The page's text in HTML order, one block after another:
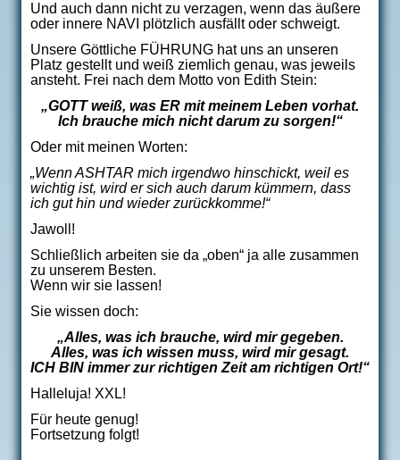
Und auch dann nicht zu verzagen, wenn das äußere
oder innere NAVI plötzlich ausfällt oder schweigt.
Unsere Göttliche FÜHRUNG hat uns an unseren
Platz gestellt und weiß ziemlich genau, was jeweils
ansteht. Frei nach dem Motto von Edith Stein:
„GOTT weiß, was ER mit meinem Leben vorhat.
Ich brauche mich nicht darum zu sorgen!“
Oder mit meinen Worten:
„Wenn ASHTAR mich irgendwo hinschickt, weil es
wichtig ist, wird er sich auch darum kümmern, dass
ich gut hin und wieder zurückkomme!“
Jawoll!
Schließlich arbeiten sie da „oben“ ja alle zusammen
zu unserem Besten.
Wenn wir sie lassen!
Sie wissen doch:
„Alles, was ich brauche, wird mir gegeben.
Alles, was ich wissen muss, wird mir gesagt.
ICH BIN immer zur richtigen Zeit am richtigen Ort!“
Halleluja! XXL!
Für heute genug!
Fortsetzung folgt!